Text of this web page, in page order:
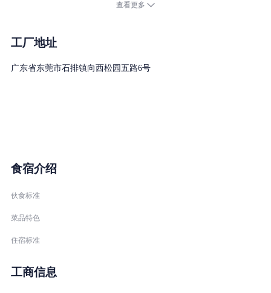
公司成立以来，非常注重产品的研发及品质管控，为此公司建立了
（GCMS），X荧光光谱仪，水分仪，密度仪，恒温老化箱，紫外
能力。可以针对欧盟ROSH，REACH等环保标准的多数成分进行测
查看更多
工厂地址
广东省东莞市石排镇向西松园五路6号
食宿介绍
伙食标准
菜品特色
住宿标准
工商信息